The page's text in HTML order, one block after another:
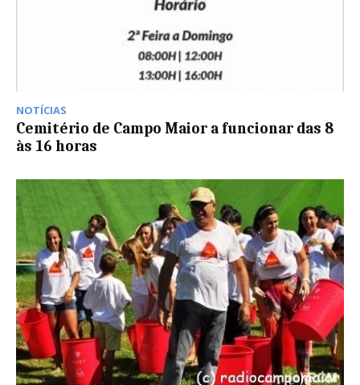
NOTÍCIAS
Cemitério de Campo Maior a funcionar das 8
às 16 horas